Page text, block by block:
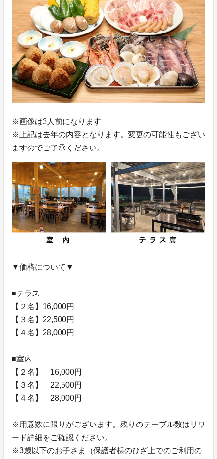
※画像は3人前になります
※上記は去年の内容となります。変更の可能性もござい
ますのでご了承ください。
▼価格について▼
■テラス
【２名】16,000円
【３名】22,500円
【４名】28,000円
■室内
【２名】 16,000円
【３名】 22,500円
【４名】 28,000円
※用意数に限りがございます。残りのテーブル数はリワ
ード詳細をご確認ください。
※3歳以下のお子さま（保護者様のひざ上でのご利用の